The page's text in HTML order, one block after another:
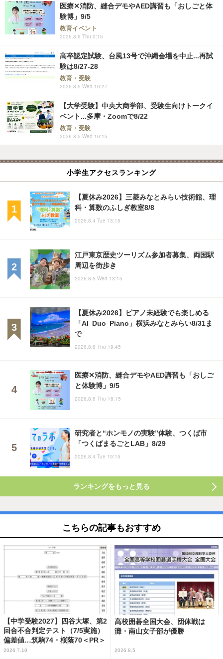
医療✕消防、縫合デモやAED講習も「おしごと体
験博」9/5
教育イベント
2026.8.6 Thu 0:15
高卒認定試験、台風13号で沖縄会場を中止...再試
験は8/27-28
教育・受験
2026.8.5 Wed 16:27
【大学受験】中央大商学部、受験生向けトークイ
ベント...多摩・Zoomで8/22
教育・受験
2026.8.5 Wed 16:15
小学生アクセスランキング
【夏休み2026】三菱みなとみらい技術館、理
科・算数のふしぎ教室8/8
2026.8.4 Tue 13:15
江戸東京歴史ツーリズム参加者募集、両国駅
周辺を街歩き
2026.8.5 Wed 13:15
【夏休み2026】ピアノ未経験でも楽しめる
「AI Duo Piano」横浜みなとみらい8/31ま
で
2026.8.6 Thu 19:45
医療✕消防、縫合デモやAED講習も「おしご
と体験博」9/5
2026.8.6 Thu 18:15
研究者と“ホンモノの実験”体験、つくば市
「つくばまるごとLAB」8/29
2026.8.4 Tue 19:15
ランキングをもっと見る
こちらの記事もおすすめ
【中学受験2027】四谷大塚、第2
回合不合判定テスト（7/5実施）
偏差値…筑駒74・桜蔭70＜PR＞
2026.7.10
高校囲碁全国大会、団体戦は
灘・南山女子部が優勝
2026.8.5